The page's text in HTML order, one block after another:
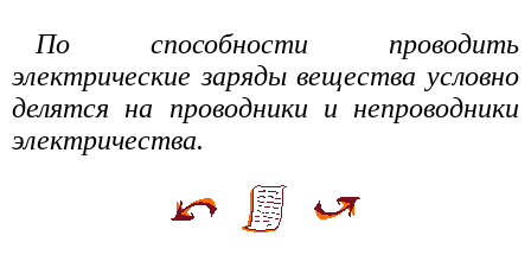
По способности проводить
электрические заряды вещества условно
делятся на проводники и непроводники
электричества.